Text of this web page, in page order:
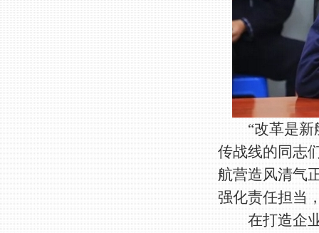
“改革是新航
传战线的同志
航营造风清气
强化责任担当
在打造企业